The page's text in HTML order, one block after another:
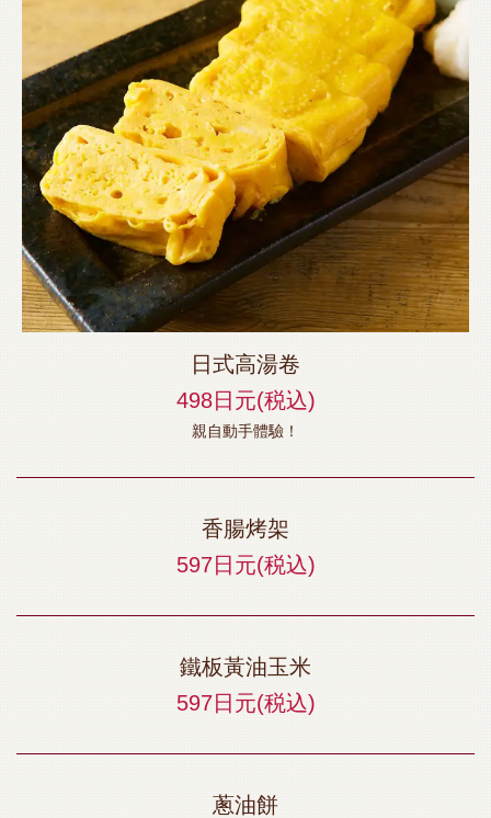
日式高湯卷
498日元(税込)
親自動手體驗！
香腸烤架
597日元(税込)
鐵板黃油玉米
597日元(税込)
蔥油餅
この店舗情報をシェアする
烹飪 | 【個室完備】120品食べ飲み放題 サムギョプサル
愛知県豊橋市松葉町２－８－１リバティービル1階
https://shoumon.owst.jp/foods